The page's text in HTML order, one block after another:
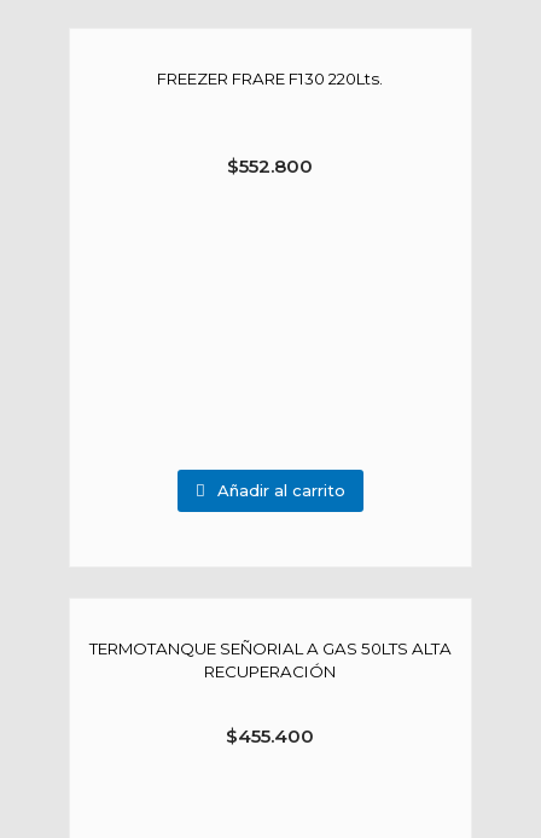
FREEZER FRARE F130 220Lts.
$552.800
Añadir al carrito
TERMOTANQUE SEÑORIAL A GAS 50LTS ALTA
RECUPERACIÓN
$455.400